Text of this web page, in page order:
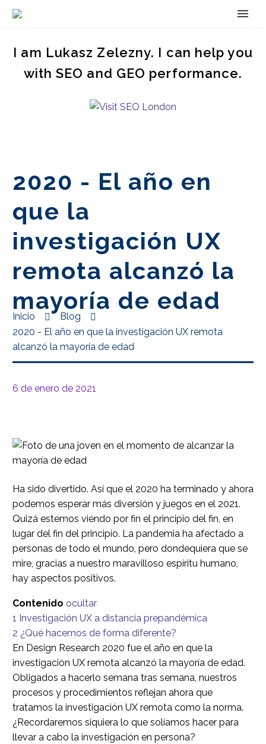
I am Lukasz Zelezny. I can help you
with SEO and GEO performance.
2020 - El año en
que la
investigación UX
remota alcanzó la
mayoría de edad
Inicio
Blog
2020 - El año en que la investigación UX remota
alcanzó la mayoría de edad
6 de enero de 2021
Ha sido divertido. Así que el 2020 ha terminado y ahora
podemos esperar más diversión y juegos en el 2021.
Quizá estemos viendo por fin el principio del fin, en
lugar del fin del principio. La pandemia ha afectado a
personas de todo el mundo, pero dondequiera que se
mire, gracias a nuestro maravilloso espíritu humano,
hay aspectos positivos.
Contenido ocultar
1 Investigación UX a distancia prepandémica
2 ¿Qué hacemos de forma diferente?
En Design Research 2020 fue el año en que la
investigación UX remota alcanzó la mayoría de edad.
Obligados a hacerlo semana tras semana, nuestros
procesos y procedimientos reflejan ahora que
tratamos la investigación UX remota como la norma.
¿Recordaremos siquiera lo que solíamos hacer para
llevar a cabo la investigación en persona?